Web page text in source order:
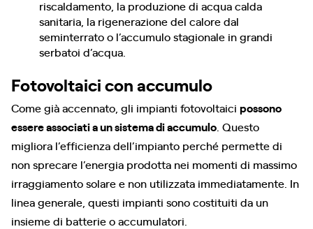
riscaldamento, la produzione di acqua calda
sanitaria, la rigenerazione del calore dal
seminterrato o l’accumulo stagionale in grandi
serbatoi d’acqua.
Fotovoltaici con accumulo
Come già accennato, gli impianti fotovoltaici possono
essere associati a un sistema di accumulo . Questo
migliora l’efficienza dell’impianto perché permette di
non sprecare l’energia prodotta nei momenti di massimo
irraggiamento solare e non utilizzata immediatamente. In
linea generale, questi impianti sono costituiti da un
insieme di batterie o accumulatori.